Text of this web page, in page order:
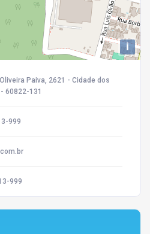
i
Paiva, 2621 - Cidade dos
60822-131
999
999